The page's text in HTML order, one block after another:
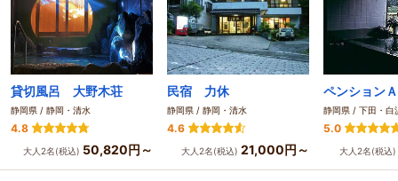
貸切風呂 大野木荘
静岡県 / 静岡・清水
4.8
大人2名(税込) 50,820円～
民宿 力休
静岡県 / 静岡・清水
4.6
大人2名(税込) 21,000円～
ペンション
静岡県 / 下田・白
5.0
大人2名(税込)